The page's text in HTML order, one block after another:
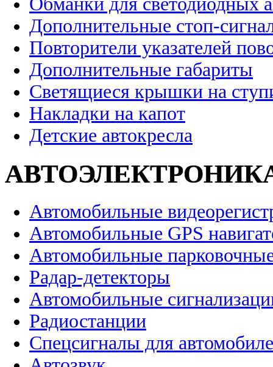
Дополнительные стоп-
Повторители указателей
Дополнительные габариты
Светящиеся крышки на
Накладки на капот
Детские автокресла
Автомобильные
Автомобильные GPS
Автомобильные
Радар-детекторы
Автомобильные
Радиостанции
Спецсигналы для